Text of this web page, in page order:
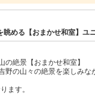
眺める【おまかせ和室】ユ
の絶景【おまかせ和室】
野の山々の絶景を楽しみな
ます。